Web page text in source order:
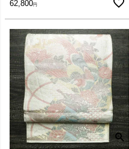
62,800